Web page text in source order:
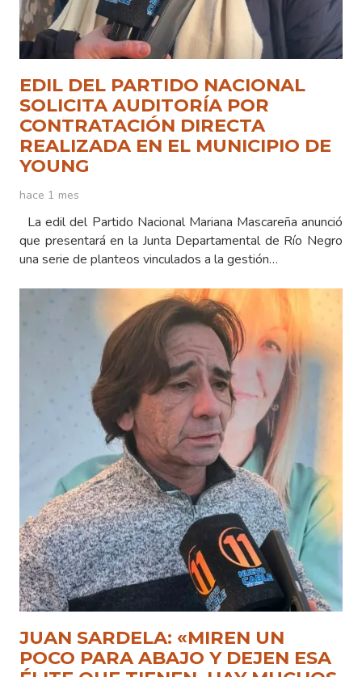
EDIL DEL PARTIDO NACIONAL
SOLICITA AUDITORÍA POR
CONTRATACIÓN DIRECTA
REALIZADA EN EL MUNICIPIO DE
YOUNG
hace 1 mes
La edil del Partido Nacional Mariana Mascareña anunció
que presentará en la Junta Departamental de Río Negro
una serie de planteos vinculados a la gestión…
JUAN SARDELA: «MIREN UN
POCO PARA ABAJO Y DEJEN ESA